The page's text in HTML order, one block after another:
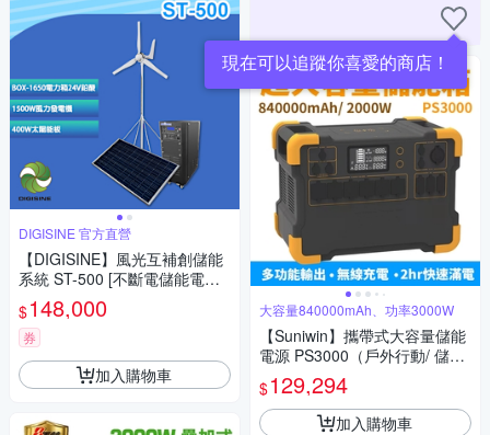
DIGISINE 官方直營
【DIGISINE】風光互補創儲能
系統 ST-500 [不斷電儲能電力
箱 24V 鉛酸電池 BOX-1650][1
500W風力發電機][400W太陽能
板]
$148,000
券
加入購物車
大容量840000mAh、功率3000W
【Suniwin】攜帶式大容量儲能
電源 PS3000（戶外行動/ 儲能
電瓶/ AC 110V/ DC 12V/ USB/
Type-c/ 無線充電/ 戶外露營/ 停
電/ 颱風/ 小家電供電）
$129,294
加入購物車